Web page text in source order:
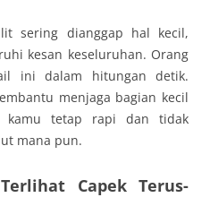
sering dianggap hal kecil,
kesan keseluruhan. Orang
ini dalam hitungan detik.
menjaga bagian kecil
kamu tetap rapi dan tidak
mana pun.
Capek Terus-